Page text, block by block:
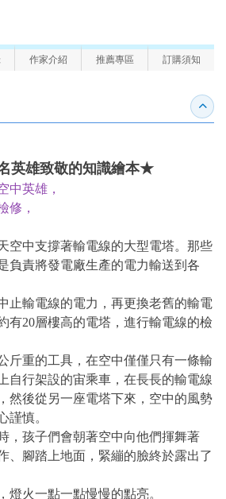
作家介紹 推薦專區 訂購須知
收合
英雄致敬的知識繪本★
中英雄，
修，
空中支撐著輸電線的大型電塔。那些
負責將發電廠生產的電力輸送到各
止輸電線的電力，再更換老舊的輸電
有20層樓高的電塔，進行輸電線的檢
斤重的工具，在空中僅僅只有一條輸
自行架設的宙乘車，在長長的輸電線
然後從另一座電塔下來，空中的風勢
謹慎。
，孩子們會朝著空中向他們揮舞著
、腳踏上地面，緊繃的臉終於露出了
燈火一點一點慢慢的點亮。